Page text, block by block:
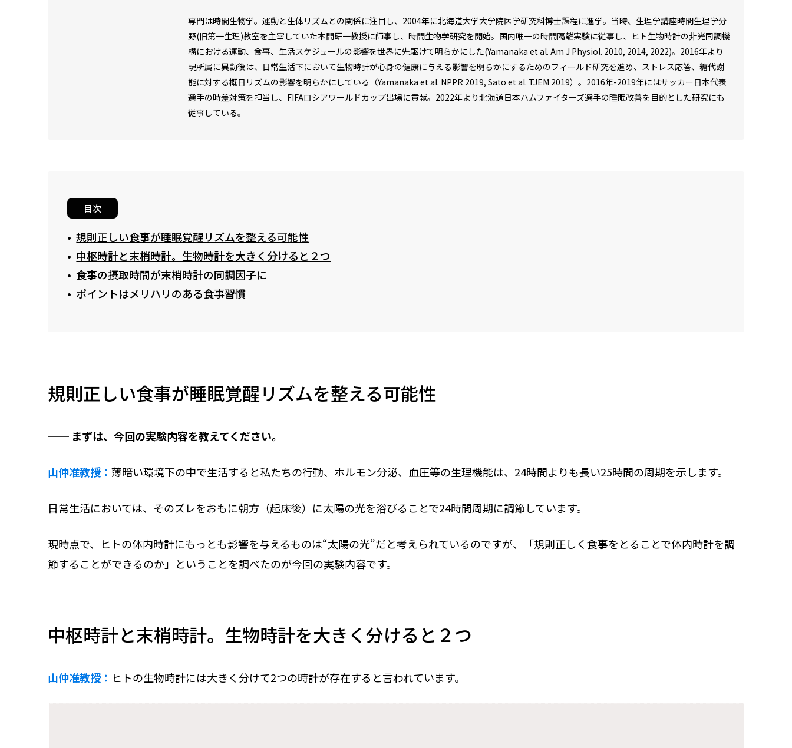
専門は時間生物学。運動と生体リズムとの関係に注目し、2004年に北海道大学大学院医学研究科博士課程に進学。当時、生理学講座時間生理学分
野(旧第一生理)教室を主宰していた本間研一教授に師事し、時間生物学研究を開始。国内唯一の時間隔離実験に従事し、ヒト生物時計の非光同調機
構における運動、食事、生活スケジュールの影響を世界に先駆けて明らかにした(Yamanaka et al. Am J Physiol. 2010, 2014, 2022)。2016年より
現所属に異動後は、日常生活下において生物時計が心身の健康に与える影響を明らかにするためのフィールド研究を進め、ストレス応答、糖代謝
能に対する概日リズムの影響を明らかにしている（Yamanaka et al. NPPR 2019, Sato et al. TJEM 2019）。2016年-2019年にはサッカー日本代表
選手の時差対策を担当し、FIFAロシアワールドカップ出場に貢献。2022年より北海道日本ハムファイターズ選手の睡眠改善を目的とした研究にも
従事している。
目次
規則正しい食事が睡眠覚醒リズムを整える可能性
中枢時計と末梢時計。生物時計を大きく分けると２つ
食事の摂取時間が末梢時計の同調因子に
ポイントはメリハリのある食事習慣
規則正しい食事が睡眠覚醒リズムを整える可能性
── まずは、今回の実験内容を教えてください。
山仲准教授： 薄暗い環境下の中で生活すると私たちの行動、ホルモン分泌、血圧等の生理機能は、24時間よりも長い25時間の周期を示します。
日常生活においては、そのズレをおもに朝方（起床後）に太陽の光を浴びることで24時間周期に調節しています。
現時点で、ヒトの体内時計にもっとも影響を与えるものは“太陽の光”だと考えられているのですが、「規則正しく食事をとることで体内時計を調
節することができるのか」ということを調べたのが今回の実験内容です。
中枢時計と末梢時計。生物時計を大きく分けると２つ
山仲准教授： ヒトの生物時計には大きく分けて2つの時計が存在すると言われています。